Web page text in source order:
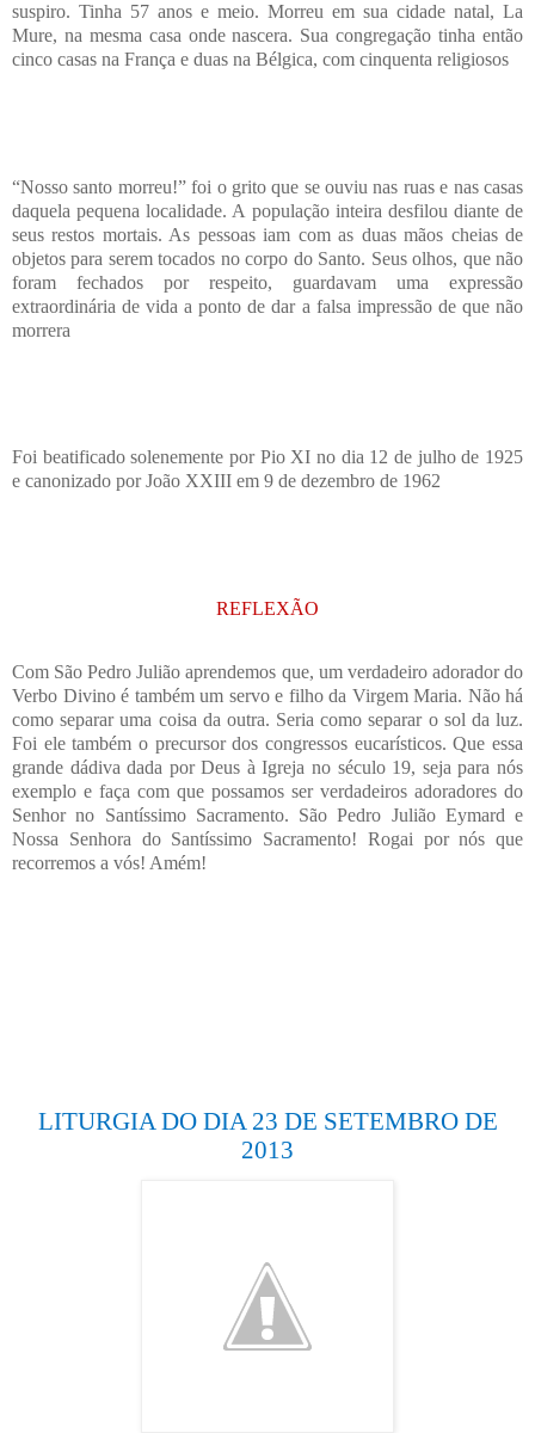
suspiro. Tinha 57 anos e meio. Morreu em sua cidade natal, La
Mure, na mesma casa onde nascera. Sua congregação tinha então
cinco casas na França e duas na Bélgica, com cinquenta religiosos
“Nosso santo morreu!” foi o grito que se ouviu nas ruas e nas casas
daquela pequena localidade. A população inteira desfilou diante de
seus restos mortais. As pessoas iam com as duas mãos cheias de
objetos para serem tocados no corpo do Santo. Seus olhos, que não
foram fechados por respeito, guardavam uma expressão
extraordinária de vida a ponto de dar a falsa impressão de que não
morrera
Foi beatificado solenemente por Pio XI no dia 12 de julho de 1925
e canonizado por João XXIII em 9 de dezembro de 1962
REFLEXÃO
Com São Pedro Julião aprendemos que, um verdadeiro adorador do
Verbo Divino é também um servo e filho da Virgem Maria. Não há
como separar uma coisa da outra. Seria como separar o sol da luz.
Foi ele também o precursor dos congressos eucarísticos. Que essa
grande dádiva dada por Deus à Igreja no século 19, seja para nós
exemplo e faça com que possamos ser verdadeiros adoradores do
Senhor no Santíssimo Sacramento. São Pedro Julião Eymard e
Nossa Senhora do Santíssimo Sacramento! Rogai por nós que
recorremos a vós! Amém!
LITURGIA DO DIA 23 DE SETEMBRO DE
2013